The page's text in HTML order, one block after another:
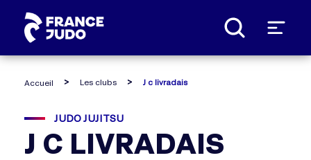
Accueil Les clubs J c livradais
JUDO JUJITSU
J C LIVRADAIS